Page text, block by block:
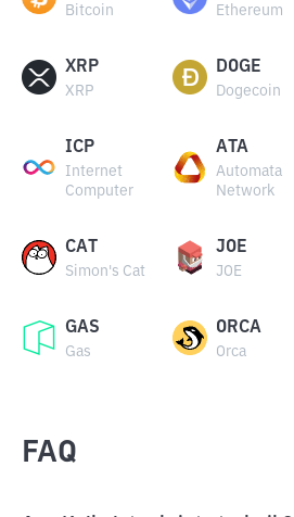
Bitcoin Ethereum
XRP
XRP
DOGE
Dogecoin
ICP
Internet
Computer
ATA
Automata
Network
CAT
Simon's Cat
JOE
JOE
GAS
Gas
ORCA
Orca
FAQ